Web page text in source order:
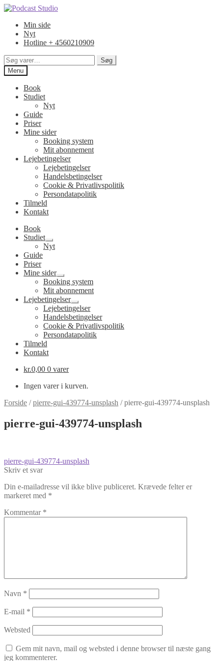
Spring
navigation
Spring
indholdMin side
Nyt
Hotline + 4560210909
Søg
efter:
Søg
Menu
Book
Studiet
Nyt
Guide
Priser
Mine sider
Booking system
Mit abonnement
Lejebetingelser
Lejebetingelser
Handelsbetingelser
Cookie & Privatlivspolitik
Persondatapolitik
Tilmeld
Kontakt
Book
Studiet
Udfold
undermenu
Nyt
Guide
Priser
Mine sider
Udfold
undermenu
Booking system
Mit abonnement
Lejebetingelser
Udfold
undermenu
Lejebetingelser
Handelsbetingelser
Cookie & Privatlivspolitik
Persondatapolitik
Tilmeld
Kontakt
kr.0,00 0 varer
Ingen varer i kurven.
Forside /pierre-gui-439774-unsplash /pierre-gui-439774-unsplash
pierre-gui-439774-unsplash
Indlægsnavigation
Forrige
indlæg:
pierre-gui-439774-unsplash
Skriv et svar
Din e-mailadresse vil ikke blive publiceret. Krævede felter er
markeret med *
Kommentar *
Navn *
E-mail *
Websted
Gem mit navn, mail og websted i denne browser til næste gang
jeg kommenterer.